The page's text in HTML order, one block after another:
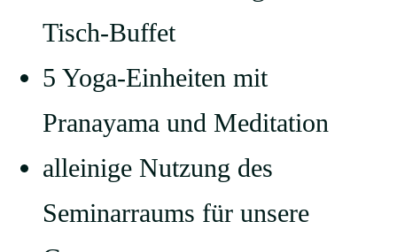
Tisch-Buffet
5 Yoga-Einheiten mit
Pranayama und Meditation
alleinige Nutzung des
Seminarraums für unsere